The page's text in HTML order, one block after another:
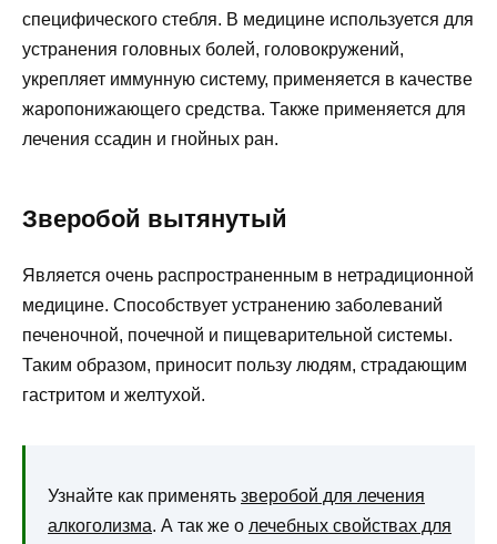
специфического стебля. В медицине используется для
устранения головных болей, головокружений,
укрепляет иммунную систему, применяется в качестве
жаропонижающего средства. Также применяется для
лечения ссадин и гнойных ран.
Зверобой вытянутый
Является очень распространенным в нетрадиционной
медицине. Способствует устранению заболеваний
печеночной, почечной и пищеварительной системы.
Таким образом, приносит пользу людям, страдающим
гастритом и желтухой.
Узнайте как применять зверобой для лечения
алкоголизма. А так же о лечебных свойствах для